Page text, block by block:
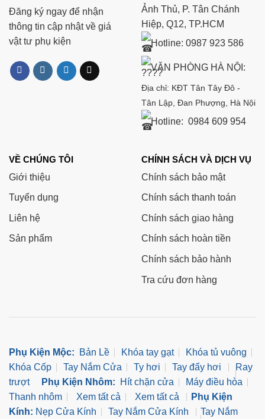
Đăng ký ngay để nhận
thông tin cập nhật về giá
vật tư phụ kiện
Ảnh Thủ, P. Tân Chánh
Hiệp, Q12, TP.HCM
Hotline: 0987 923 586
VĂN PHÒNG HÀ NỘI:
Địa chỉ: KĐT Tân Tây Đô -
Tân Lập, Đan Phượng, Hà Nội
Hotline: 0984 609 954
VỀ CHÚNG TÔI
Giới thiệu
Tuyển dụng
Liên hệ
Sản phẩm
CHÍNH SÁCH VÀ DỊCH VỤ
Chính sách bảo mật
Chính sách thanh toán
Chính sách giao hàng
Chính sách hoàn tiền
Chính sách bảo hành
Tra cứu đơn hàng
Phụ Kiện Mộc: Bản Lề Khóa tay gạt
Khóa tủ vuông
Khóa Cốp
Tay Nắm Cửa Ty hơi Tay đẩy hơi
Ray
trượt
Phụ Kiện Nhôm: Hít chặn cửa
Máy điều hòa
Thanh nhôm
Xem tất cả Xem tất cả
Phụ Kiện
Kính: Nẹp Cửa Kính Tay Nắm Cửa Kính Tay Nắm